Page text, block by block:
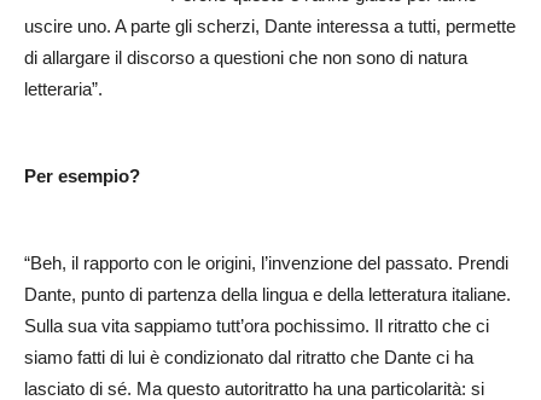
uscire uno. A parte gli scherzi, Dante interessa a tutti, permette
di allargare il discorso a questioni che non sono di natura
letteraria”.
Per esempio?
“Beh, il rapporto con le origini, l’invenzione del passato. Prendi
Dante, punto di partenza della lingua e della letteratura italiane.
Sulla sua vita sappiamo tutt’ora pochissimo. Il ritratto che ci
siamo fatti di lui è condizionato dal ritratto che Dante ci ha
lasciato di sé. Ma questo autoritratto ha una particolarità: si